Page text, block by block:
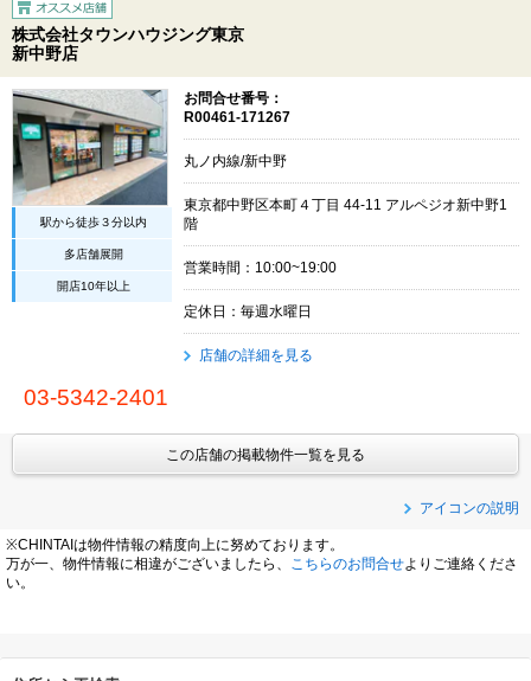
株式会社タウンハウジング東京
新中野店
駅から徒歩３分以内
多店舗展開
開店10年以上
お問合せ番号：
R00461-171267
丸ノ内線/新中野
東京都中野区本町４丁目 44-11 アルペジオ新中野1
階
営業時間：10:00~19:00
定休日：毎週水曜日
店舗の詳細を見る
03-5342-2401
この店舗の掲載物件一覧を見る
アイコンの説明
※CHINTAIは物件情報の精度向上に努めております。
万が一、物件情報に相違がございましたら、
こちらのお問合せよりご連絡くださ
い。